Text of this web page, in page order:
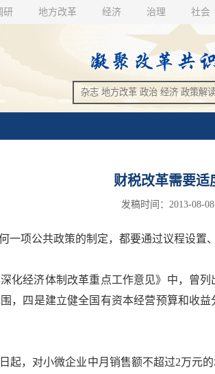
研 地方改革 经济 治理 社会
财税改革需要适
发稿时间：2013-08-
项公共政策的制定，都要通过议程设置
经济体制改革重点工作意见》中，曾列
，四是建立健全国有资本经营预算和收
，对小微企业中月销售额不超过2万元